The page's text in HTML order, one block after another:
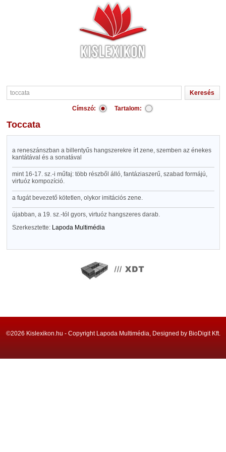
Címszó: Tartalom:
toccata
a reneszánszban a billentyűs hangszerekre írt zene, szemben az énekes
kantátával és a sonatával
mint 16-17. sz.-i műfaj: több részből álló, fantáziaszerű, szabad formájú,
virtuóz kompozíció.
a fugát bevezető kötetlen, olykor imitációs zene.
újabban, a 19. sz.-tól gyors, virtuóz hangszeres darab.
Szerkesztette: Lapoda Multimédia
©2026 Kislexikon.hu - Copyright Lapoda Multimédia, Designed by BioDigit Kft.